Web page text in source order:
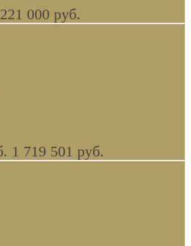
221 000 руб.
массива дерева, светло
окрас + серебро
1 719 501 руб.
(серия) В